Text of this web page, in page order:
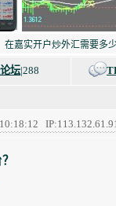
在嘉实开户炒外汇需要多
坛|288